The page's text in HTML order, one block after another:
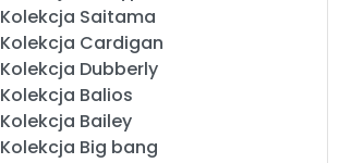
Kolekcja Saitama
Kolekcja Cardigan
Kolekcja Dubberly
Kolekcja Balios
Kolekcja Bailey
Kolekcja Big bang